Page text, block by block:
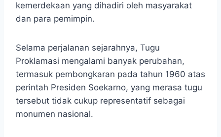
kemerdekaan yang dihadiri oleh masyarakat
dan para pemimpin.
Selama perjalanan sejarahnya, Tugu
Proklamasi mengalami banyak perubahan,
termasuk pembongkaran pada tahun 1960 atas
perintah Presiden Soekarno, yang merasa tugu
tersebut tidak cukup representatif sebagai
monumen nasional.